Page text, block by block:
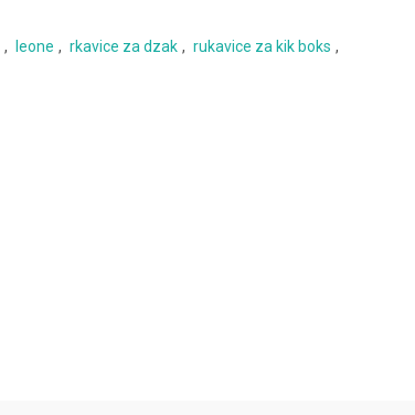
, leone , rkavice za dzak , rukavice za kik boks ,